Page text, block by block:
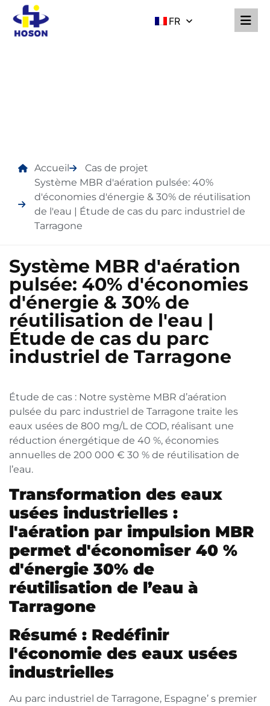
FR
Accueil
Cas de projet
Système MBR d'aération pulsée: 40%
d'économies d'énergie & 30% de réutilisation
de l'eau | Étude de cas du parc industriel de
Tarragone
Système MBR d'aération
pulsée: 40% d'économies
d'énergie & 30% de
réutilisation de l'eau |
Étude de cas du parc
industriel de Tarragone
Étude de cas : Notre système MBR d’aération
pulsée du parc industriel de Tarragone traite les
eaux usées de 800 mg/L de COD, réalisant une
réduction énergétique de 40 %, économies
annuelles de 200 000 € 30 % de réutilisation de
l’eau.
Transformation des eaux
usées industrielles :
l'aération par impulsion MBR
permet d'économiser 40 %
d'énergie 30% de
réutilisation de l’eau à
Tarragone
Résumé : Redéfinir
l'économie des eaux usées
industrielles
Au parc industriel de Tarragone, Espagne’ s premier